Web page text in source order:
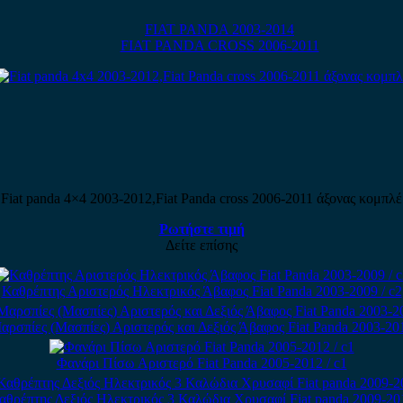
FIAT PANDA 2003-2014
FIAT PANDA CROSS 2006-2011
Fiat panda 4×4 2003-2012,Fiat Panda cross 2006-2011 άξονας κομπλέ
Ρωτήστε τιμή
Δείτε επίσης
Καθρέπτης Αριστερός Ηλεκτρικός Άβαφος Fiat Panda 2003-2009 / c2
(Μασπίες) Αριστερός και Δεξιός Άβαφος Fiat Panda 2003-
Φανάρι Πίσω Αριστερό Fiat Panda 2005-2012 / c1
Δεξιός Ηλεκτρικός 3 Καλώδια Χρυσαφί Fiat panda 2009-